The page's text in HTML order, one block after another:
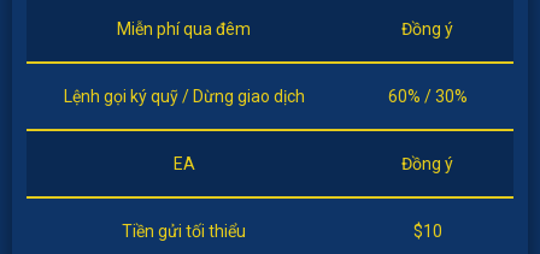
Miễn phí qua đêm Đồng ý
Lệnh gọi ký quỹ / Dừng giao dịch 60% / 30%
EA Đồng ý
Tiền gửi tối thiểu $10